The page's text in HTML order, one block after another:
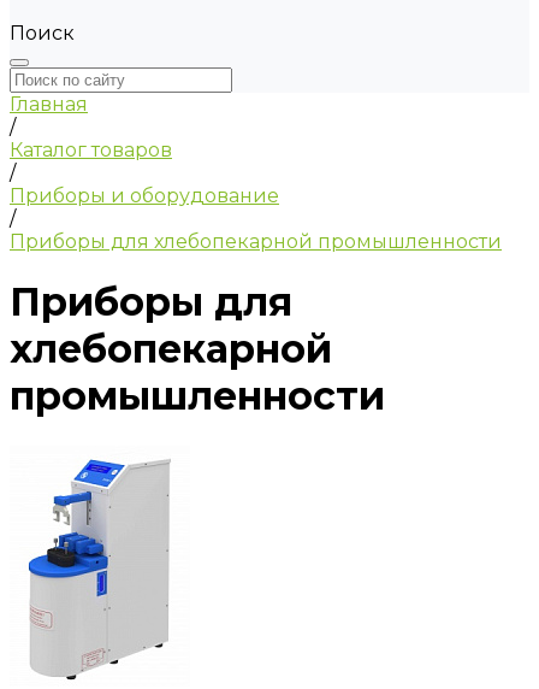
Поиск
Главная
/
Каталог товаров
/
Приборы и оборудование
/
Приборы для хлебопекарной промышленности
Приборы для
хлебопекарной
промышленности